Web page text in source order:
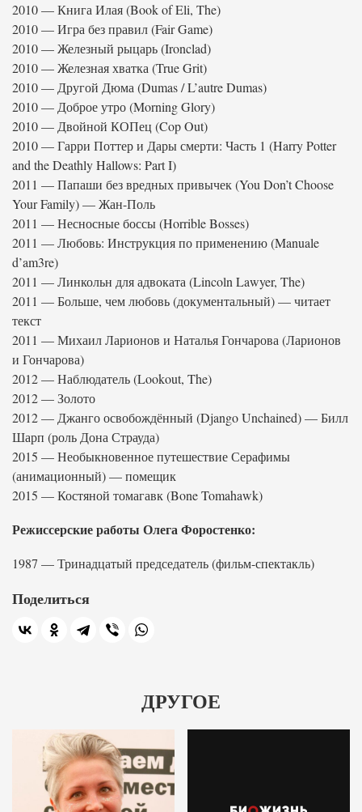
2010 — Книга Илая (Book of Eli, The)
2010 — Игра без правил (Fair Game)
2010 — Железный рыцарь (Ironclad)
2010 — Железная хватка (True Grit)
2010 — Другой Дюма (Dumas / L’autre Dumas)
2010 — Доброе утро (Morning Glory)
2010 — Двойной КОПец (Cop Out)
2010 — Гарри Поттер и Дары смерти: Часть 1 (Harry Potter
and the Deathly Hallows: Part I)
2011 — Папаши без вредных привычек (You Don’t Choose
Your Family) — Жан-Поль
2011 — Несносные боссы (Horrible Bosses)
2011 — Любовь: Инструкция по применению (Manuale
d’am3re)
2011 — Линкольн для адвоката (Lincoln Lawyer, The)
2011 — Больше, чем любовь (документальный) — читает
текст
2011 — Михаил Ларионов и Наталья Гончарова (Ларионов
и Гончарова)
2012 — Наблюдатель (Lookout, The)
2012 — Золото
2012 — Джанго освобождённый (Django Unchained) — Билл
Шарп (роль Дона Страуда)
2015 — Необыкновенное путешествие Серафимы
(анимационный) — помещик
2015 — Костяной томагавк (Bone Tomahawk)
Режиссерские работы Олега Форостенко:
1987 — Тринадцатый председатель (фильм-спектакль)
Поделиться
ДРУГОЕ